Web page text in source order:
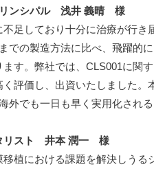
リンシパル 浅井 義晴 様
足しており十分に治療が行き
での製造方法に比べ、飛躍的
す。弊社では、CLS001に関
評価し、出資いたしました。
外でも一日も早く実用化され
リスト 井本 潤一 様
移植における課題を解決しうる